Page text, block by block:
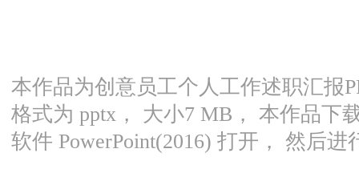
本作品为创意员工个人工作述职汇报
格式为 pptx， 大小7 MB， 本作品下
软件 PowerPoint(2016) 打开， 然后进